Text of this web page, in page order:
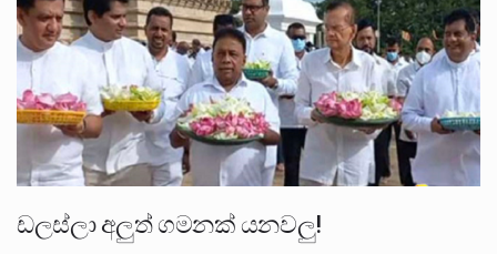
ඩලස්ලා අලුත් ගමනක් යනවලු!